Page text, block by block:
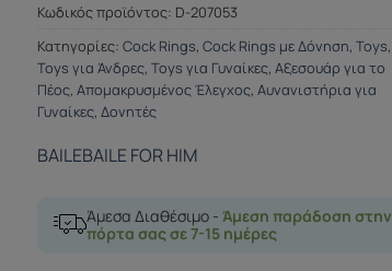
Κωδικός προϊόντος: D-207053
Κατηγορίες: Cock Rings, Cock Rings με Δόνηση, Toys,
Toys για Άνδρες, Toys για Γυναίκες, Αξεσουάρ για το
Πέος, Απομακρυσμένος Έλεγχος, Αυνανιστήρια για
Γυναίκες, Δονητές
BAILEBAILE FOR HIM
Άμεσα Διαθέσιμο - Άμεση παράδοση στην
πόρτα σας σε 7-15 ημέρες